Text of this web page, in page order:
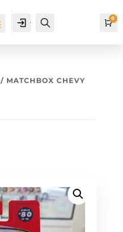
Cuenta 0
/ MATCHBOX CHEVY